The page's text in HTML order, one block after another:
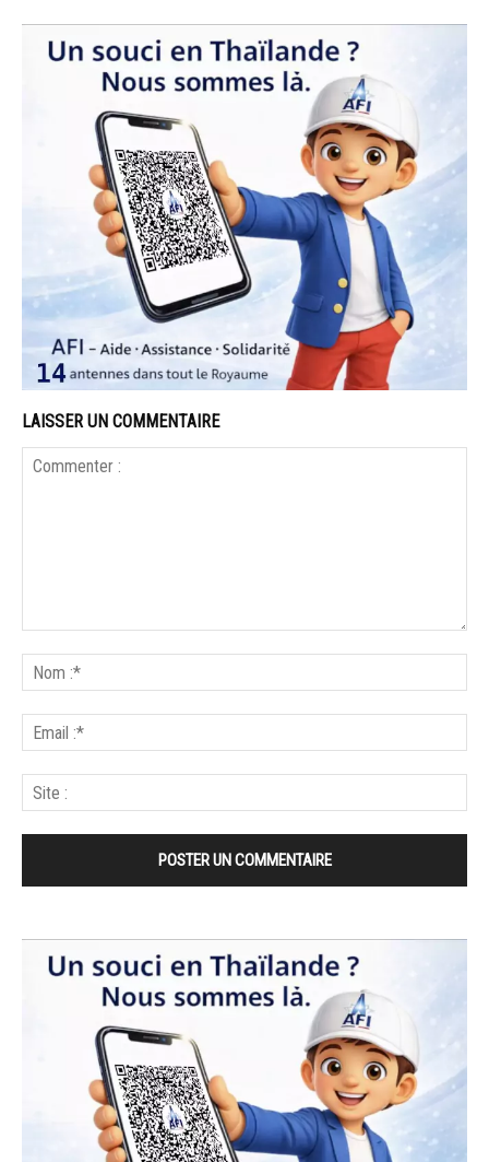
LAISSER UN COMMENTAIRE